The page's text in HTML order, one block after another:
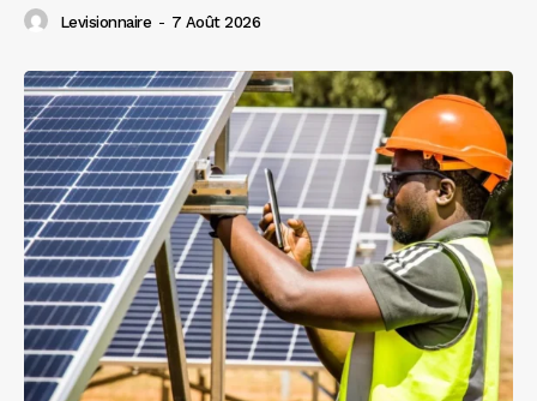
Levisionnaire - 7 Août 2026